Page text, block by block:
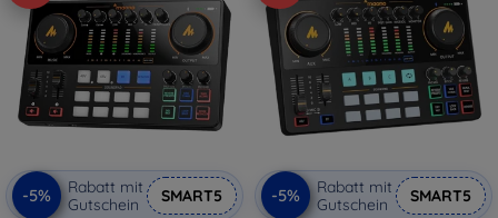
-5%
Rabatt mit
Gutschein
SMART5 -5%
Rabatt mit
Gutschein
SMART5